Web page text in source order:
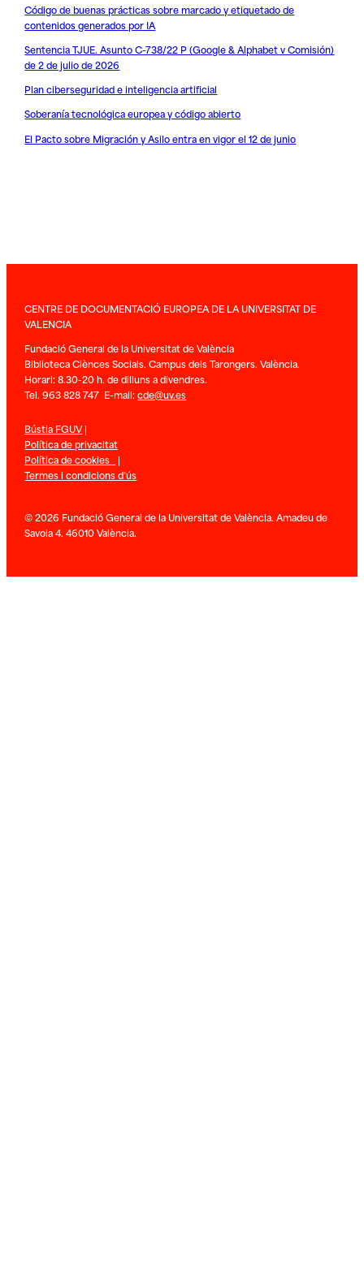
Código de buenas prácticas sobre marcado y etiquetado de
contenidos generados por IA
Sentencia TJUE. Asunto C-738/22 P (Google & Alphabet v Comisión)
de 2 de julio de 2026
Plan ciberseguridad e inteligencia artificial
Soberanía tecnológica europea y código abierto
El Pacto sobre Migración y Asilo entra en vigor el 12 de junio
CENTRE DE DOCUMENTACIÓ EUROPEA DE LA UNIVERSITAT DE
VALENCIA
Fundació General de la Universitat de València
Biblioteca Ciènces Socials. Campus dels Tarongers. València.
Horari: 8.30-20 h. de dilluns a divendres.
Tel. 963 828 747 E-mail:cde@uv.es
Bústia FGUV|
Política de privacitat
Política de cookies |
Termes i condicions d’ús
© 2026 Fundació General de la Universitat de València. Amadeu de
Savoia 4. 46010 València.